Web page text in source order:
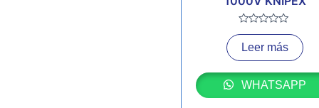
Valorado
con
0
de
Leer más
WHATSAPP